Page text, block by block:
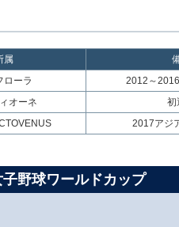
属
ローラ
2012～
オーネ
初
2017アジ
野球ワールドカップ